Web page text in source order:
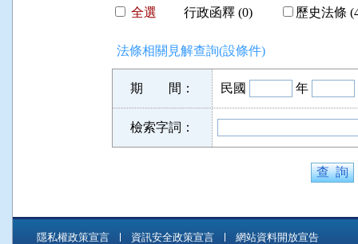
全選 行政函釋 (0) 歷史法條
法條相關見解查詢(設條件)
期 間： 民國 年
檢索字詞：
隱私權政策宣言 資訊安全政策宣言 網站資料開放宣告